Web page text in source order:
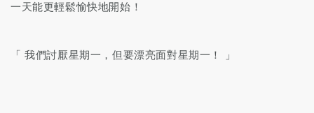
一天能更輕鬆愉快地開始！
「 我們討厭星期一，但要漂亮面對星期一！ 」